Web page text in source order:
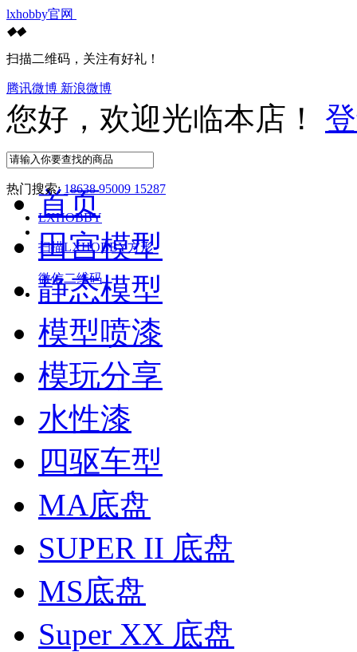
lxhobby官网
◆◆
扫描二维码，关注有好礼！
腾讯微博 新浪微博
您好，欢迎光临本店！
热门搜索: 18638 95009 15287
LXHOBBY
扫描LXHOBBY方形
微信二维码
首页
田宫模型
静态模型
模型喷漆
模玩分享
水性漆
四驱车型
MA底盘
SUPER II 底盘
MS底盘
Super XX 底盘